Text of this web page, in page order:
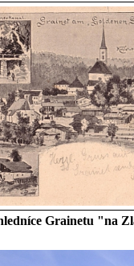
Grainetu "na